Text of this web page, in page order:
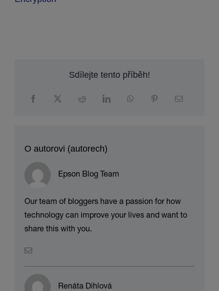
Sdílejte tento příběh!
O autorovi (autorech)
Epson Blog Team
Our team of bloggers have a passion for how
technology can improve your lives and want to
share this with you.
Renáta Dihlová